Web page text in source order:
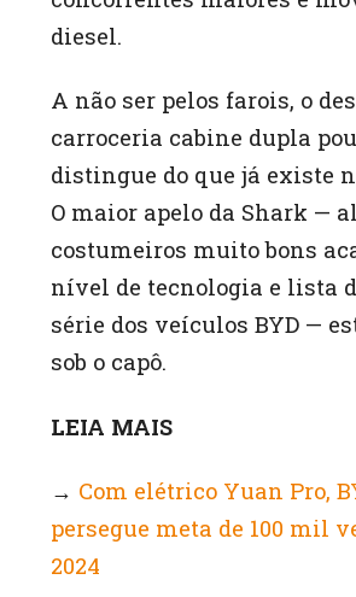
diesel.
A não ser pelos farois, o
carroceria cabine dupla
distingue do que já existe
O maior apelo da Shark —
costumeiros muito bons
nível de tecnologia e lista
série dos veículos BYD —
sob o capô.
LEIA MAIS
→ Com elétrico Yuan Pro,
persegue meta de 100 mil
2024